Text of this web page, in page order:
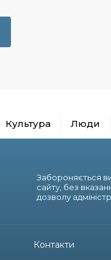
Культура Люди
Забороняється
сайту, без
дозволу
Контакти